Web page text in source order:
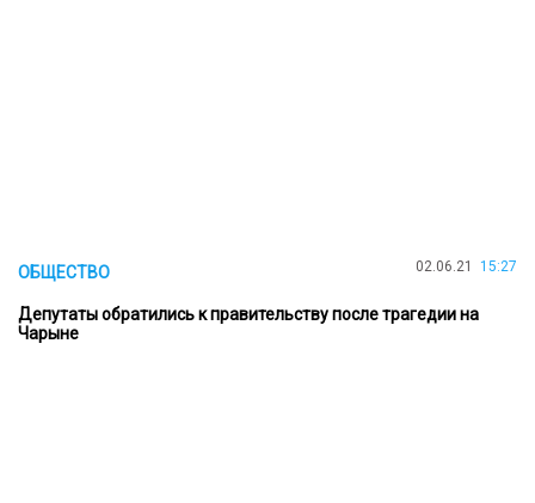
ОБЩЕСТВО 02.06.21 15:27
Депутаты обратились к правительству после трагедии на
Чарыне